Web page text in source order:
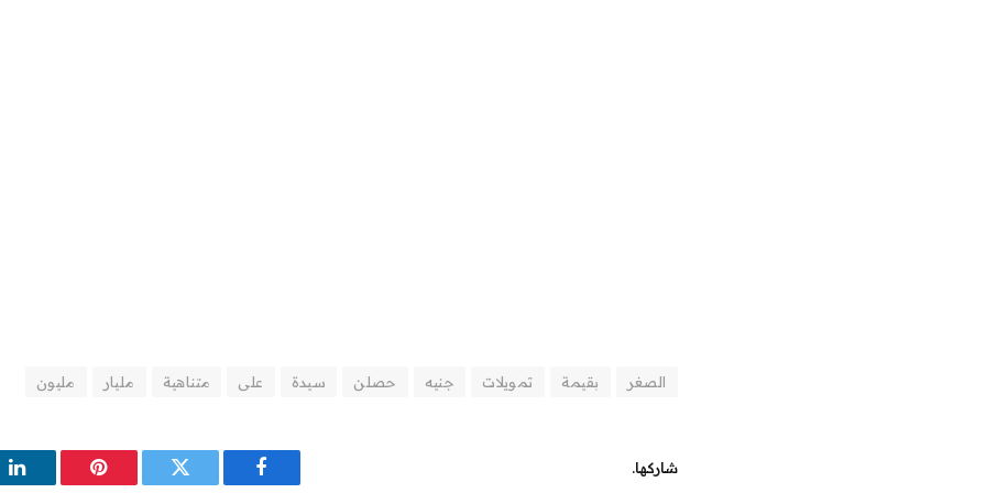
الصغر بقيمة تمويلات جنيه حصلن سيدة على متناهية مليار مليون
شاركها.
فيسبوك تويتر بينتيريست